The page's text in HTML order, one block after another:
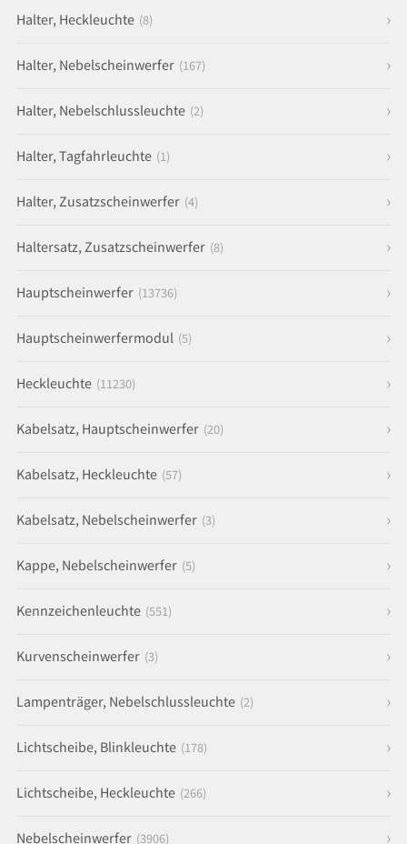
Halter, Heckleuchte (8)
Halter, Nebelscheinwerfer (167)
Halter, Nebelschlussleuchte (2)
Halter, Tagfahrleuchte (1)
Halter, Zusatzscheinwerfer (4)
Haltersatz, Zusatzscheinwerfer (8)
Hauptscheinwerfer (13736)
Hauptscheinwerfermodul (5)
Heckleuchte (11230)
Kabelsatz, Hauptscheinwerfer (20)
Kabelsatz, Heckleuchte (57)
Kabelsatz, Nebelscheinwerfer (3)
Kappe, Nebelscheinwerfer (5)
Kennzeichenleuchte (551)
Kurvenscheinwerfer (3)
Lampenträger, Nebelschlussleuchte (2)
Lichtscheibe, Blinkleuchte (178)
Lichtscheibe, Heckleuchte (266)
Nebelscheinwerfer (3906)